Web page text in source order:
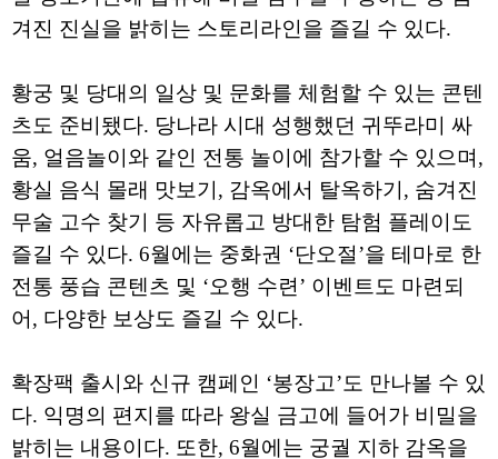
겨진 진실을 밝히는 스토리라인을 즐길 수 있다.
황궁 및 당대의 일상 및 문화를 체험할 수 있는 콘텐
츠도 준비됐다. 당나라 시대 성행했던 귀뚜라미 싸
움, 얼음놀이와 같인 전통 놀이에 참가할 수 있으며,
황실 음식 몰래 맛보기, 감옥에서 탈옥하기, 숨겨진
무술 고수 찾기 등 자유롭고 방대한 탐험 플레이도
즐길 수 있다. 6월에는 중화권 ‘단오절’을 테마로 한
전통 풍습 콘텐츠 및 ‘오행 수련’ 이벤트도 마련되
어, 다양한 보상도 즐길 수 있다.
확장팩 출시와 신규 캠페인 ‘봉장고’도 만나볼 수 있
다. 익명의 편지를 따라 왕실 금고에 들어가 비밀을
밝히는 내용이다. 또한, 6월에는 궁궐 지하 감옥을